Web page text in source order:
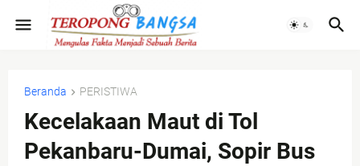
Beranda PERISTIWA
Kecelakaan Maut di Tol
Pekanbaru-Dumai, Sopir Bus